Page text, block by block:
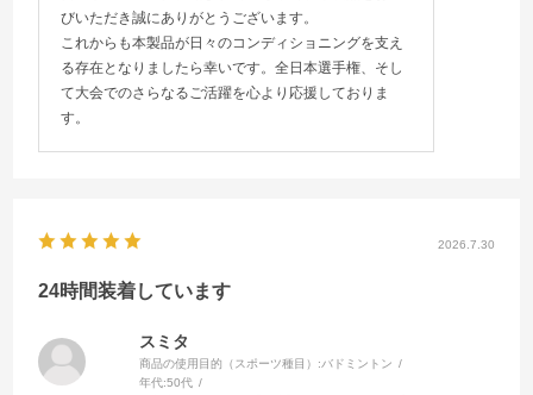
スッキリしているように感じます。血流がサポートされているのか、
翌朝のリカバリーがスムーズになり、毎日の激しいトレーニングをこ
なす上で欠かせない相棒になりました。やはりYONEX製という信頼感
は絶大です。
私のような競技復帰を目指すシリアスなアスリートはもちろん、日常
ます。これからもこのギアと共に、全日本のコートと大会ステージへ
びいただき誠にありがとうございます。
これからも本製品が日々のコンディショニングを支え
る存在となりましたら幸いです。全日本選手権、そし
て大会でのさらなるご活躍を心より応援しておりま
す。
2026.7.30
24時間装着しています
スミタ
商品の使用目的（スポーツ種目）:バドミントン
年代:50代